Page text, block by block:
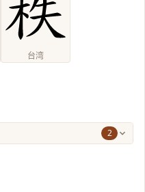
台湾
2